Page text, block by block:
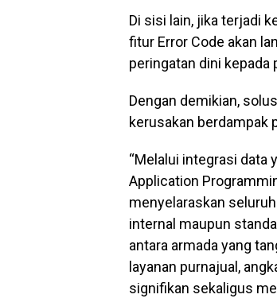
Di sisi lain, jika terjadi
fitur Error Code akan
peringatan dini kepada
Dengan demikian,
kerusakan berdampak
“Melalui integrasi data
Application
menyelaraskan
internal maupun
antara armada yang
layanan purnajual,
signifikan sekaligus